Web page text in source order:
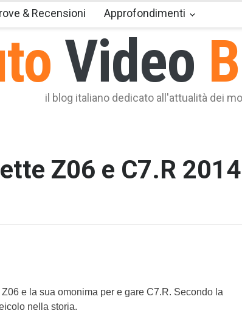
Video
il blog italiano dedicato all'attualità dei
& Recensioni Approfondimenti
Z06 e C7.R
e la sua omonima per e gare C7.R. Secondo la
nella storia.